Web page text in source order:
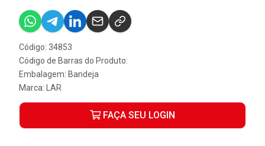
Código: 34853
Código de Barras do Produto:
Embalagem: Bandeja
Marca:
LAR
FAÇA SEU LOGIN